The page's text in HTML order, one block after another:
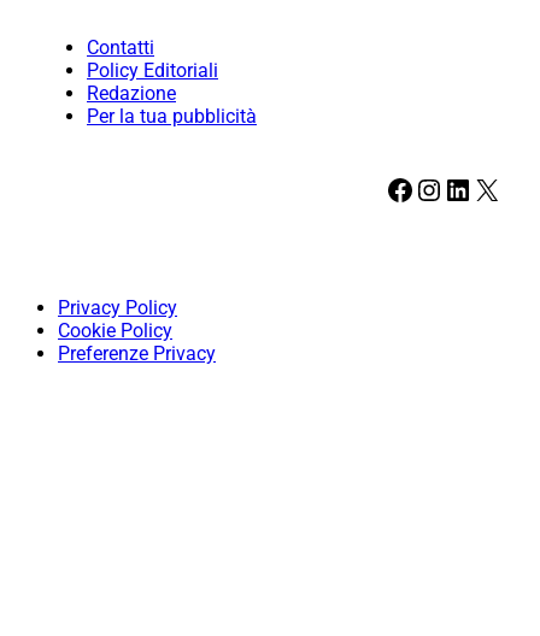
Contatti
Policy Editoriali
Redazione
Per la tua pubblicità
Facebook Instagram LinkedIn X
Privacy Policy
Cookie Policy
Preferenze Privacy